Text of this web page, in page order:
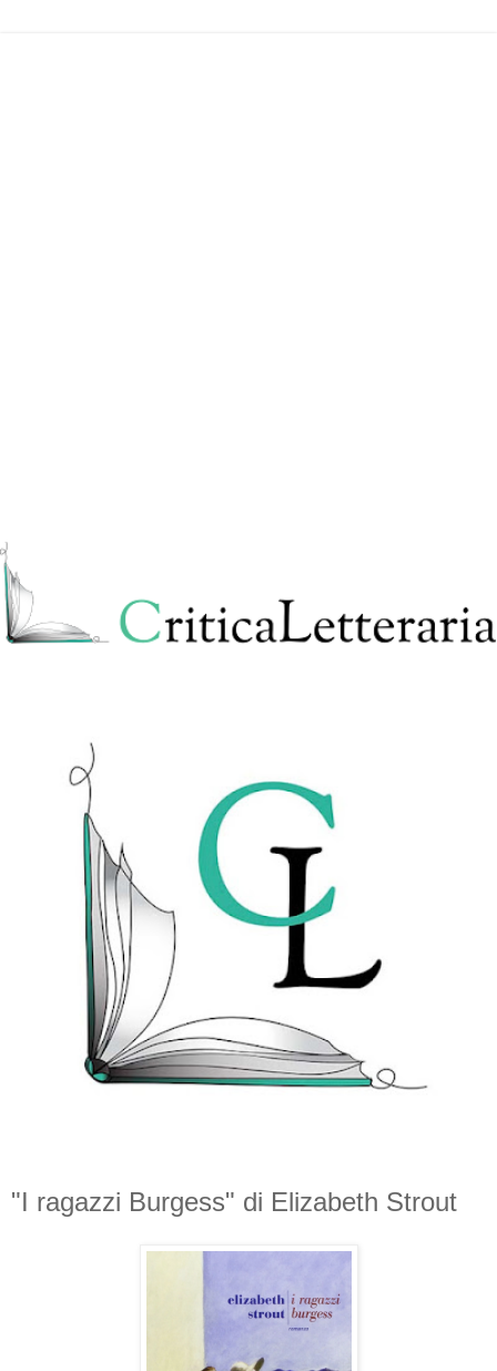
"I ragazzi Burgess" di Elizabeth Strout